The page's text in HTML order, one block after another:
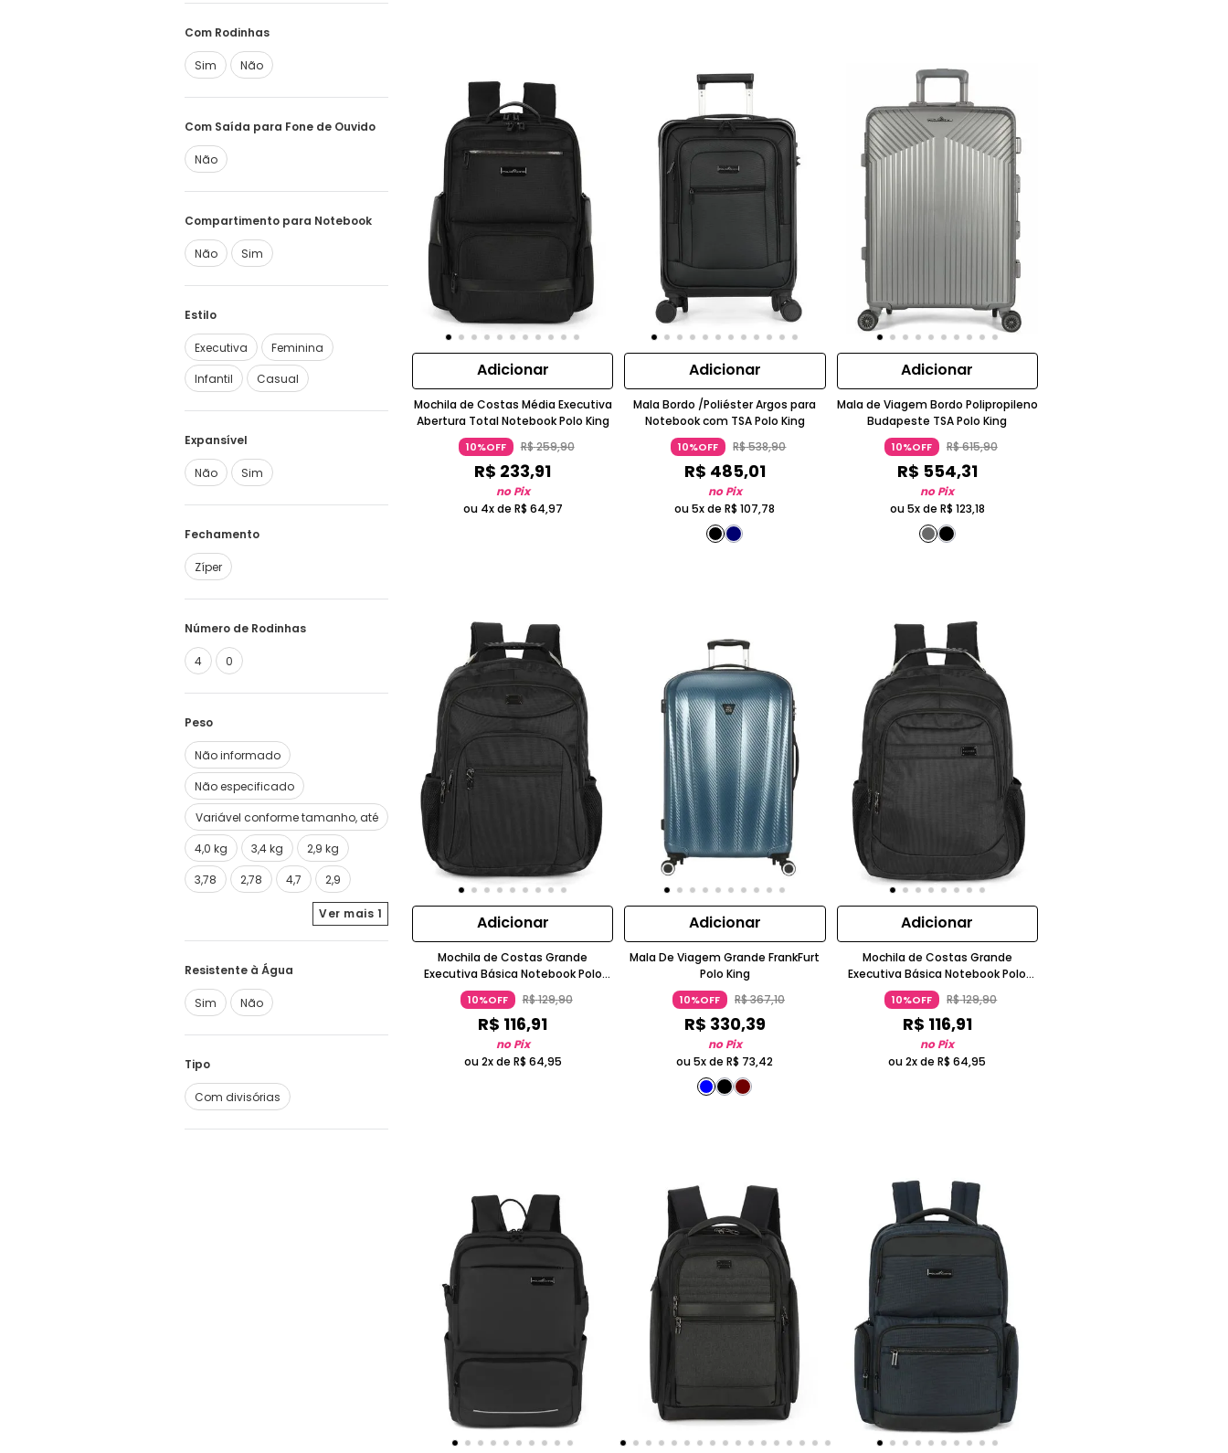
Com Rodinhas
Sim Não
Com Saída para Fone de Ouvido
Não
Compartimento para Notebook
Não Sim
Estilo
Executiva
Feminina
Infantil
Casual
Expansível
Não Sim
Fechamento
Zíper
Número de Rodinhas
4 0
Peso
Não informado
Não especificado
Variável conforme tamanho, até
32 kg suportados
4,0 kg 3,4 kg
2,9 kg
3,78
2,78 4,7 2,9
Ver mais 1
Resistente à Água
Sim Não
Tipo
Com divisórias
Adicionar
Mochila de Costas Média Executiva
Abertura Total Notebook Polo King
10%OFF R$259,90
R$ 233,91
no Pix
ou 4x de R$ 64,97
Adicionar
Mala Bordo /Poliéster Argos para
Notebook com TSA Polo King
10%OFF R$538,90
R$ 485,01
no Pix
ou 5x deR$ 107,78
Adicionar
Mala de Viagem Bordo Polipropileno
Budapeste TSA Polo King
10%OFF R$615,90
R$ 554,31
no Pix
ou 5x de R$ 123,18
Adicionar
Mochila de Costas Grande
Executiva Básica Notebook Polo
King
10%OFF R$129,90
R$ 116,91
no Pix
ou 2x de R$ 64,95
Adicionar
Mala De Viagem Grande FrankFurt
Polo King
10%OFF R$367,10
R$ 330,39
no Pix
ou 5x deR$ 73,42
Adicionar
Mochila de Costas Grande
Executiva Básica Notebook Polo
King
10%OFF R$129,90
R$ 116,91
no Pix
ou 2x deR$ 64,95